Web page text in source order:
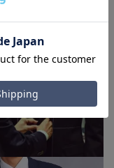
ございます。